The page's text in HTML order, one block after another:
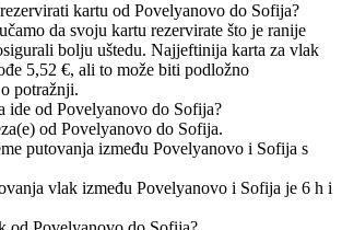
kartu od Povelyanovo do Sofija?
da svoju kartu rezervirate što je ranije
bolju uštedu. Najjeftinija karta za vlak
5,52 €, ali to može biti podložno
potražnji.
ide od Povelyanovo do Sofija?
od Povelyanovo do Sofija.
putovanja između Povelyanovo i Sofija s
vlak između Povelyanovo i Sofija je 6 h i